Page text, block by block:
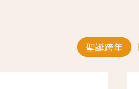
聖誕跨年